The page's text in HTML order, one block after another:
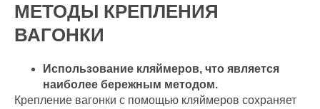
МЕТОДЫ КРЕПЛЕНИЯ
ВАГОНКИ
Использование кляймеров, что является
наиболее бережным методом.
Крепление вагонки с помощью кляймеров сохраняет